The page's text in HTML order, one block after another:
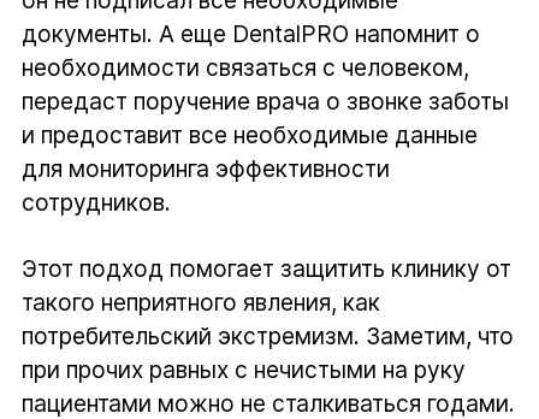
документы. А еще DentalPRO напомнит о
необходимости связаться с человеком,
передаст поручение врача о звонке заботы
и предоставит все необходимые данные
для мониторинга эффективности
сотрудников.
Этот подход помогает защитить клинику от
такого неприятного явления, как
потребительский экстремизм. Заметим, что
при прочих равных с нечистыми на руку
пациентами можно не сталкиваться годами.